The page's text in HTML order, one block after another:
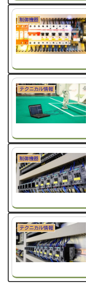
制御機器
テクニカル情報
制御機器
テクニカル情報